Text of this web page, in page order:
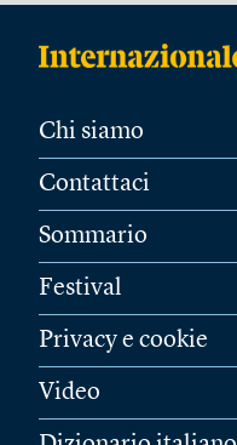
Chi siamo
Contattaci
Sommario
Festival
Privacy e cookie
Video